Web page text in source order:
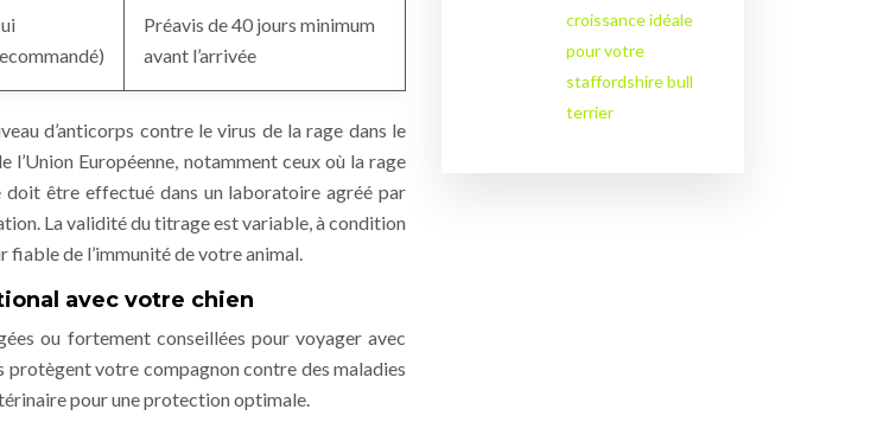
Préavis de 40 jours minimum
avant l’arrivée
d’anticorps contre le virus de la rage dans le
l’Union Européenne, notamment ceux où la rage
être effectué dans un laboratoire agréé par
La validité du titrage est variable, à condition
fiable de l’immunité de votre animal.
avec votre chien
ou fortement conseillées pour voyager avec
votre compagnon contre des maladies
pour une protection optimale.
croissance idéale
pour votre
staffordshire bull
terrier